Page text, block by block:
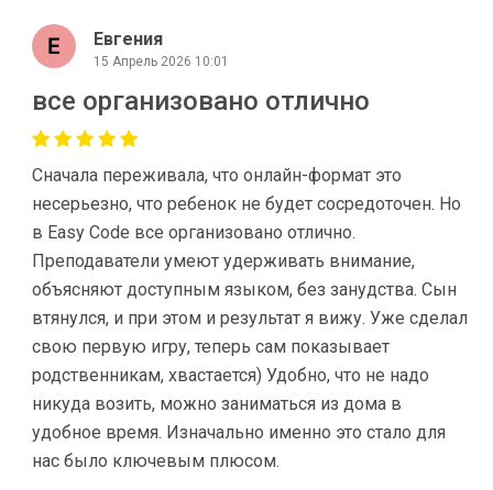
Евгения
15 Апрель 2026 10:01
все организовано отлично
Сначала переживала, что онлайн-формат это
несерьезно, что ребенок не будет сосредоточен. Но
в Easy Code все организовано отлично.
Преподаватели умеют удерживать внимание,
объясняют доступным языком, без занудства. Сын
втянулся, и при этом и результат я вижу. Уже сделал
свою первую игру, теперь сам показывает
родственникам, хвастается) Удобно, что не надо
никуда возить, можно заниматься из дома в
удобное время. Изначально именно это стало для
нас было ключевым плюсом.